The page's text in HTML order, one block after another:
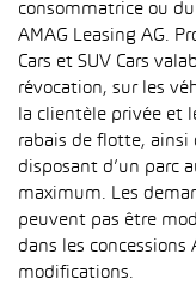
consommatrice ou
AMAG Leasing AG.
Cars et SUV Cars
révocation, sur les
la clientèle privée et
rabais de flotte, ainsi
disposant d’un parc
maximum. Les
peuvent pas être
dans les concessions
modifications.